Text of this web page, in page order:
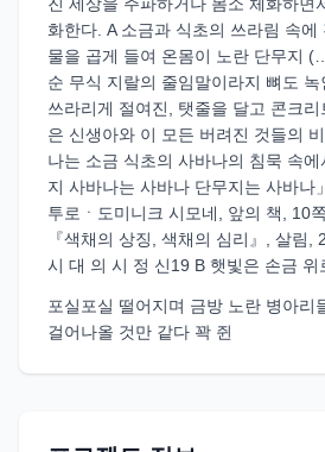
화한다. A 소금과 식초의 쓰라림 속
물을 곱게 들여 온몸이 노란 단무지
순 무식 지랄의 줄임말이라지 뼈도
쓰라리게 절여진, 탯줄을 달고 콘크
은 신생아와 이 모든 버려진 것들의
나는 소금 식초의 사바나의 침묵 속
지 사바나는 사바나 단무지는 사바나
투로ㆍ도미니크 시모네, 앞의 책, 10
『색채의 상징, 색채의 심리』, 살림,
시 대 의 시 정 신19 B 햇빛은 손금 위
포실포실 떨어지며 금방 노란 병아리
걸어나올 것만 같다 꽉 쥔